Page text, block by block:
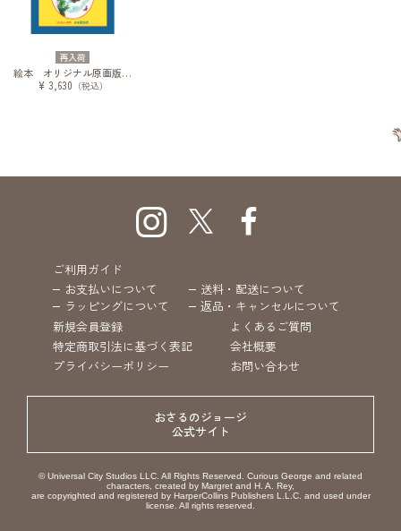
再入荷
絵本 オリジナル原画版 ひとまねこざるときいろいぼうし
¥ 3,630 （税込）
ご利用ガイド
お支払いについて
送料・配送について
ラッピングについて
返品・キャンセルについて
新規会員登録
よくあるご質問
特定商取引法に基づく表記
会社概要
プライバシーポリシー
お問い合わせ
おさるのジョージ
公式サイト
© Universal City Studios LLC. All Rights Reserved. Curious George and related
characters, created by Margret and H. A. Rey,
are copyrighted and registered by HarperCollins Publishers L.L.C. and used under
license. All rights reserved.